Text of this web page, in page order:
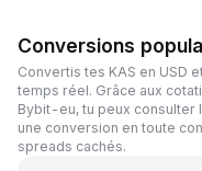
Conversions
Convertis tes KAS en USD
temps réel. Grâce aux
Bybit-eu, tu peux consulter
une conversion en toute
spreads cachés.